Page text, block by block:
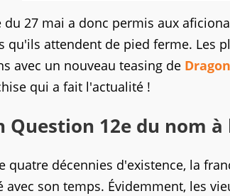
du 27 mai a donc permis aux
qu'ils attendent de pied ferme. Les
avec un nouveau teasing de
qui a fait l'actualité !
Question 12e du nom
quatre décennies d'existence, la
avec son temps. Évidemment, les